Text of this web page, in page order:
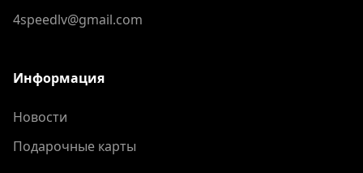
4speedlv@gmail.com
Информация
Новости
Подарочные карты